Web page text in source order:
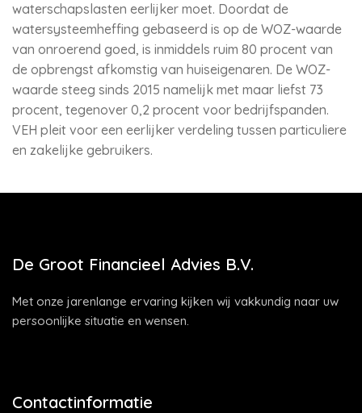
waterschapslasten eerlijker moet. Doordat de
watersysteemheffing gebaseerd is op de WOZ-waarde
van onroerend goed, is inmiddels ruim 80 procent van
de opbrengst afkomstig van huiseigenaren. De WOZ-
waarde steeg sinds 2015 namelijk met maar liefst 73
procent, tegenover 0,2 procent voor bedrijfspanden.
VEH pleit voor een eerlijker verdeling tussen particuliere
en zakelijke gebruikers.
De Groot Financieel Advies B.V.
Met onze jarenlange ervaring kijken wij vakkundig naar uw
persoonlijke situatie en wensen.
Contactinformatie